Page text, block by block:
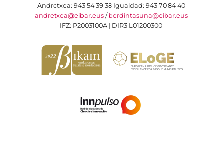
Andretxea: 943 54 39 38 Igualdad: 943 70 84 40
andretxea@eibar.eus/ berdintasuna@eibar.eus
IFZ: P2003100A | DIR3 L01200300